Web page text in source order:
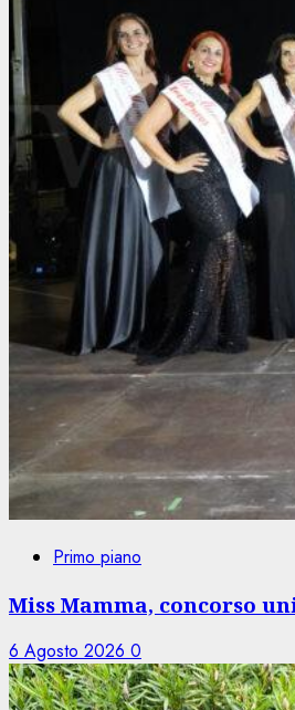
Primo piano
Miss Mamma, concorso
6 Agosto 2026 0